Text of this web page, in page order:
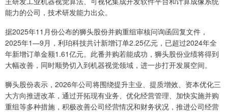
能力的公司，技术研发能力出众。
据2025年11月份公布的狮头股份并购重组审核问询函回复文件，
2025年1—9月，利珀科技共计新增订单2.25亿元，已超过2024年全
年新增订单金额1.61亿元。此番并购若能成功，狮头股份业绩将得到
大幅改善，同时顺势切入到机器视觉领域，进一步打开发展空间。
狮头股份表示，2026年公司将围绕提升主业、提质增效、资本优化三
大方向推进改革，通过开拓现有业务、优化经营管理、加快实施并购
重组等多种措施，积极改善公司经营情况和财务状况，推进公司经营